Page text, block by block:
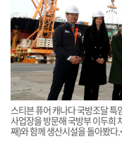
스티븐 퓨어 캐나다 국방조달
사업장을 방문해 국방부 이두희
째)와 함께 생산시설을 돌아봤